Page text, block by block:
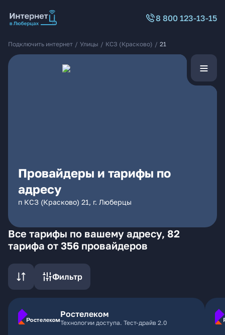
8 800 123-13-15
Подключить интернет / Улицы / КСЗ (Красково) / 21
Провайдеры и тарифы по
адресу
п КСЗ (Красково) 21, г. Люберцы
Все тарифы по вашему адресу, 82
тарифа от 356 провайдеров
Фильтр
Ростелеком
Технологии доступа. Тест-драйв 2.0